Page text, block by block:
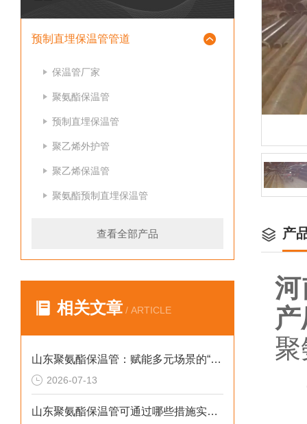
预制直埋保温管管道
保温管厂家
聚氨酯保温管
预制直埋保温管
聚乙烯外护管
聚乙烯保温管
聚氨酯预制直埋保温管
查看全部产品
相关文章 / ARTICLE
山东聚氨酯保温管：赋能多元场景的“隐形守护者”
2026-07-13
山东聚氨酯保温管可通过哪些措施实现快速施工
产